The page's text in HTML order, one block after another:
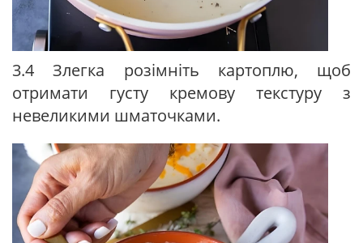
3.4 Злегка розімніть картоплю, щоб
отримати густу кремову текстуру з
невеликими шматочками.